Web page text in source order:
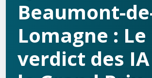
Beaumont-
Lomagne : Le
verdict des